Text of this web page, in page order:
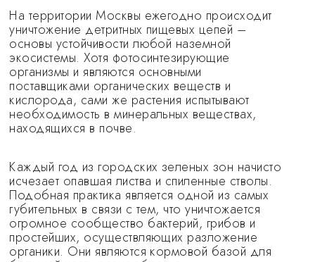
На территории Москвы ежегодно происходит
уничтожение детритных пищевых цепей –
основы устойчивости любой наземной
экосистемы. Хотя фотосинтезирующие
организмы и являются основными
поставщиками органических веществ и
кислорода, сами же растения испытывают
необходимость в минеральных веществах,
находящихся в почве.
Каждый год из городских зеленых зон начисто
исчезает опавшая листва и спиленные стволы.
Подобная практика является одной из самых
губительных в связи с тем, что уничтожается
огромное сообщество бактерий, грибов и
простейших, осуществляющих разложение
органики. Они являются кормовой базой для